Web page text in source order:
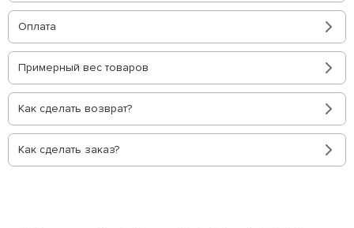
Оплата
Примерный вес товаров
Как сделать возврат?
Как сделать заказ?